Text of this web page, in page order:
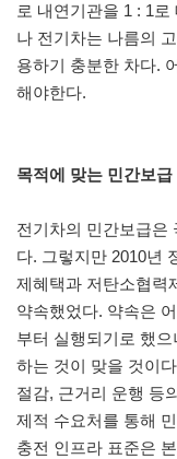
로 내연기관을 1 : 1
나 전기차는 나름의
용하기 충분한 차다.
해야한다.
목적에 맞는 민간보급
전기차의 민간보급은
다. 그렇지만 2010년
제혜택과 저탄소협력
약속했었다. 약속은
부터 실행되기로 했
하는 것이 맞을 것이
절감, 근거리 운행 등
제적 수요처를 통
충전 인프라 표준은